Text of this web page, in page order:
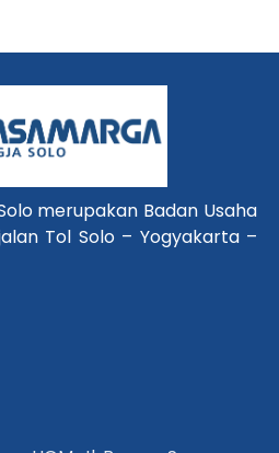
merupakan Badan Usaha
Tol Solo – Yogyakarta –